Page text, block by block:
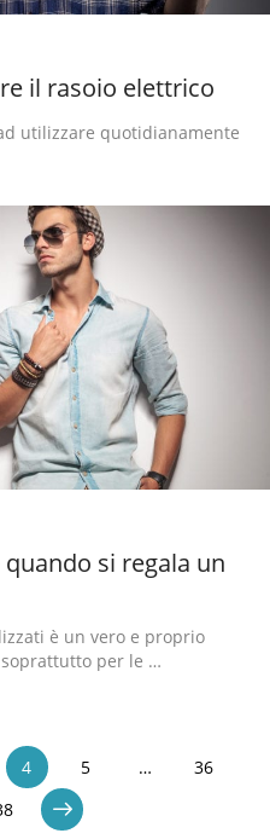
il rasoio elettrico
utilizzare quotidianamente
si regala un
è un vero e proprio
soprattutto per le …
4 5 …
36